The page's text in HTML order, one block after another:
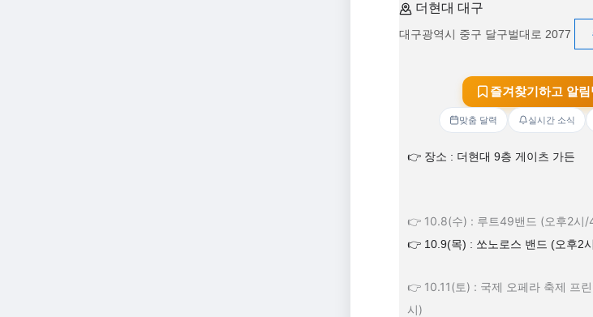
더현대 대구
대구광역시 중구 달구벌대로 2077
즐겨찾기하고 알림
맞춤 달력 실시간 소식
👉 장소 : 더현대 9층 게이츠 가든
👉 10.8(수) : 루트49밴드 (오후2시/
👉 10.9(목) : 쏘노로스 밴드 (오후2
👉 10.11(토) : 국제 오페라 축제 프
시)